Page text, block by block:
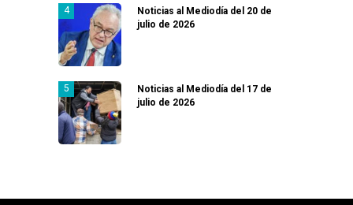
Noticias al Mediodía del 20 de
julio de 2026
Noticias al Mediodía del 17 de
julio de 2026